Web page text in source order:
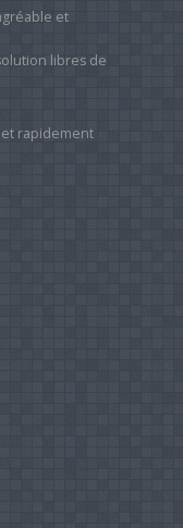
et
libres de
rapidement